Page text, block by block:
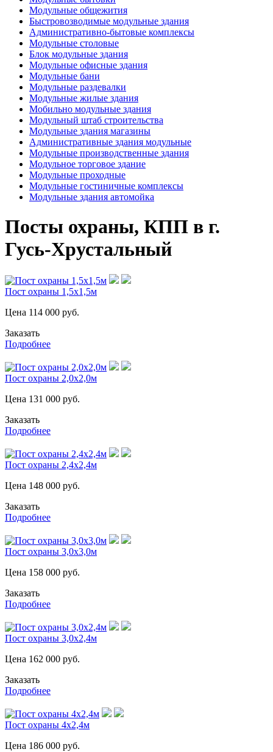
Модульные общежития
Быстровозводимые модульные здания
Административно-бытовые комплексы
Модульные столовые
Блок модульные здания
Модульные офисные здания
Модульные бани
Модульные раздевалки
Модульные жилые здания
Мобильно модульные здания
Модульный штаб строительства
Модульные здания магазины
Административные здания модульные
Модульные производственные здания
Модульное торговое здание
Модульные проходные
Модульные гостиничные комплексы
Модульные здания автомойка
Посты охраны, КПП в г.
Гусь-Хрустальный
Пост охраны 1,5х1,5м
Цена 114 000 руб.
Заказать
Подробнее
Пост охраны 2,0х2,0м
Цена 131 000 руб.
Заказать
Подробнее
Пост охраны 2,4х2,4м
Цена 148 000 руб.
Заказать
Подробнее
Пост охраны 3,0х3,0м
Цена 158 000 руб.
Заказать
Подробнее
Пост охраны 3,0х2,4м
Цена 162 000 руб.
Заказать
Подробнее
Пост охраны 4х2,4м
Цена 186 000 руб.